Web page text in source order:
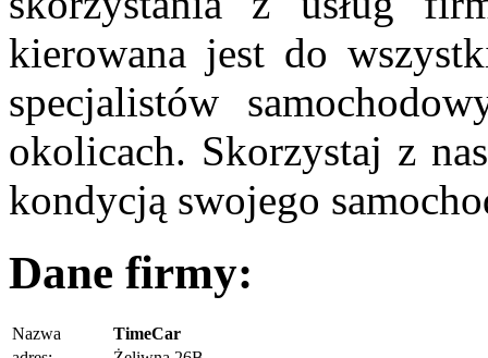
kierowana jest do
specjalistów
okolicach. Skorzystaj z
kondycją swojego
Dane firmy:
Nazwa
TimeCar